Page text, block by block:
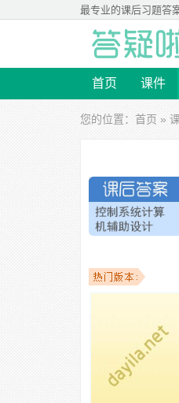
最专业的课后习题答
首页 课件
您的位置： 首页 »
以下学校的同学下载
学、湖南工业大学